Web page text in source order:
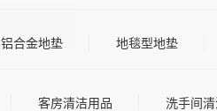
铝合金地垫 地毯型地垫
客房清洁用品
洗手间